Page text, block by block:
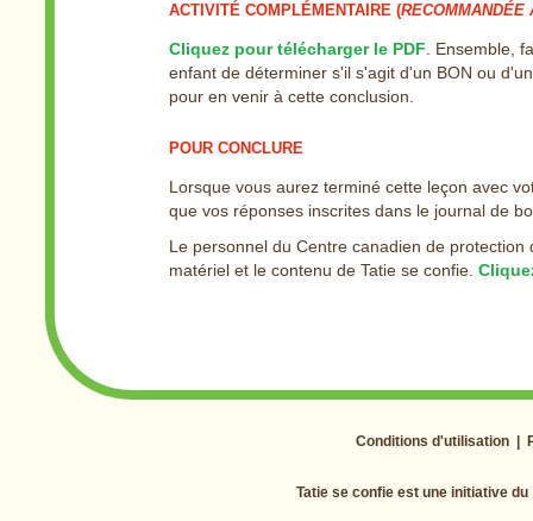
ACTIVITÉ COMPLÉMENTAIRE (RECOMMANDÉE
Cliquez pour télécharger le PDF . Ensemble,
enfant de déterminer s'il s'agit d'un BON ou
pour en venir à cette conclusion.
POUR CONCLURE
Lorsque vous aurez terminé cette leçon avec
que vos réponses inscrites dans le journal de
Le personnel du Centre canadien de
matériel et le contenu de Tatie se confie.
Conditions d'utilisation
Tatie se confie est une initiative du